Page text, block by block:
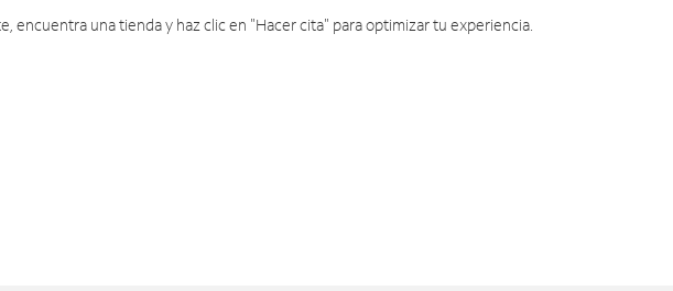
encuentra una tienda y haz clic en "Hacer cita" para optimizar tu experiencia.